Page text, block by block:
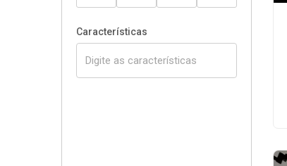
Características